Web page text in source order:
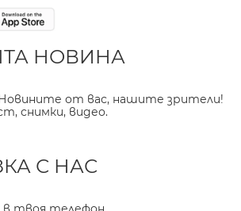
НОВИНА
Новините от вас, нашите зрители!
снимки, видео.
С НАС